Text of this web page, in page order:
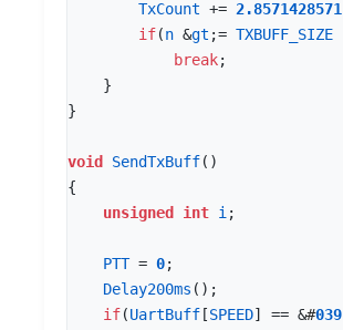
TxCount += 2.8571428571
if(n &gt ;= TXBUFF_SIZE
break;
}
}
void SendTxBuff()
{
unsigned
int i;
PTT = 0;
Delay200ms ();
if(UartBuff [SPEED] == &#039